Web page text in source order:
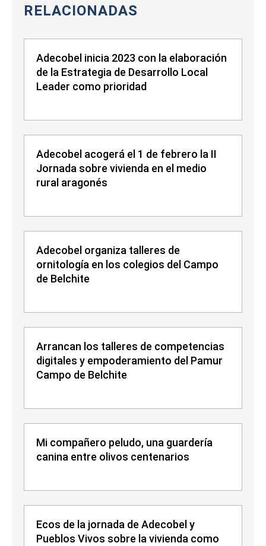
RELACIONADAS
Adecobel inicia 2023 con la elaboración
de la Estrategia de Desarrollo Local
Leader como prioridad
Adecobel acogerá el 1 de febrero la II
Jornada sobre vivienda en el medio
rural aragonés
Adecobel organiza talleres de
ornitología en los colegios del Campo
de Belchite
Arrancan los talleres de competencias
digitales y empoderamiento del Pamur
Campo de Belchite
Mi compañero peludo, una guardería
canina entre olivos centenarios
Ecos de la jornada de Adecobel y
Pueblos Vivos sobre la vivienda como